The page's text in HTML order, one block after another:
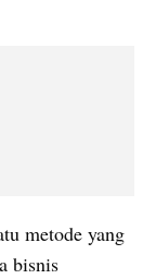
metode yang
bisnis